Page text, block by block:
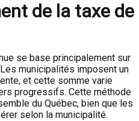
de la taxe de
se base principalement sur
municipalités imposent un
et cette somme varie
progressifs. Cette méthode
du Québec, bien que les
selon la municipalité.